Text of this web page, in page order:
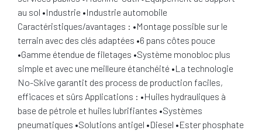
au sol •Industrie •Industrie automobile
Caractéristiques/avantages : •Montage possible sur le
terrain avec des clés adaptées •6 pans côtes pouce
•Gamme étendue de filetages •Système monobloc plus
simple et avec une meilleure étanchéité •La technologie
No-Skive garantit des process de production faciles,
efficaces et sûrs Applications : •Huiles hydrauliques à
base de pétrole et huiles lubrifiantes •Systèmes
pneumatiques •Solutions antigel •Diesel •Ester phosphate